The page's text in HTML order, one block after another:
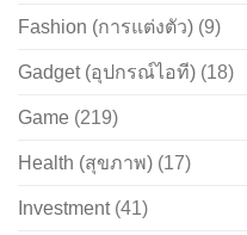
Fashion (การแต่งตัว) (9)
Gadget (อุปกรณ์ไอที) (18)
Game (219)
Health (สุขภาพ) (17)
Investment(41)